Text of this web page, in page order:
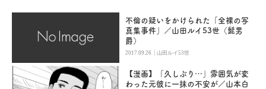
不倫の疑いをかけられた「全裸の写
真集事件」／山田ルイ53世（髭男
爵）
2017.09.26 |山田ルイ53世
【漫画】「久しぶり…」雰囲気が変
わった元彼に一抹の不安が／山本白